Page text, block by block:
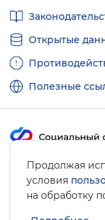
Продолжая
условия
на обработку
ссылки
Открытые
Полезные
Карта сайта